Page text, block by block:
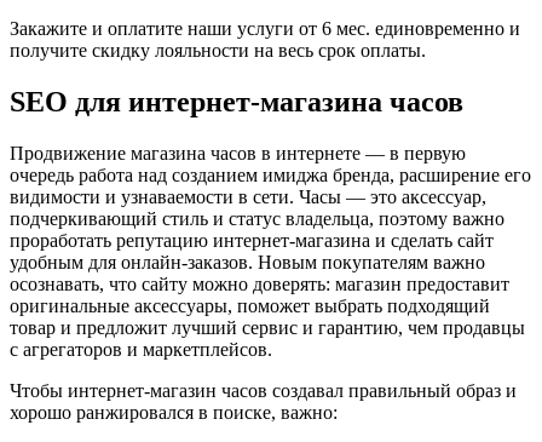
Закажите и оплатите наши услуги от 6 мес. единовременно и
получите скидку лояльности на весь срок оплаты.
SEO для интернет-магазина часов
Продвижение магазина часов в интернете — в первую
очередь работа над созданием имиджа бренда, расширение его
видимости и узнаваемости в сети. Часы — это аксессуар,
подчеркивающий стиль и статус владельца, поэтому важно
проработать репутацию интернет-магазина и сделать сайт
удобным для онлайн-заказов. Новым покупателям важно
осознавать, что сайту можно доверять: магазин предоставит
оригинальные аксессуары, поможет выбрать подходящий
товар и предложит лучший сервис и гарантию, чем продавцы
с агрегаторов и маркетплейсов.
Чтобы интернет-магазин часов создавал правильный образ и
хорошо ранжировался в поиске, важно: